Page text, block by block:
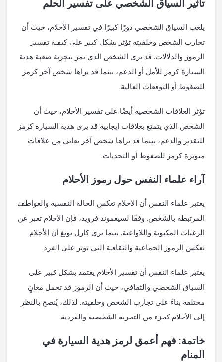
تأثير السياق الشخصي على تفسير الحلم
يلعب السياق الشخصي دورًا كبيرًا في تفسير الأحلام، حيث أن
تجارب الشخص وخلفيته تؤثر بشكل كبير على كيفية تفسير
الرموز والدلالات. قد يرى الشخص الذي يمر بتجربة صعبة هدية
السيارة كرمز للأمل أو الدعم، بينما قد يراها شخص آخر كرمز
للضغوط أو التوقعات العالية.
تؤثر العلاقات الشخصية أيضًا على تفسير الأحلام، حيث أن
الشخص الذي يتمتع بعلاقات إيجابية قد يرى هدية السيارة كرمز
للتقدير والدعم، بينما قد يراها شخص آخر يعاني من علاقات
متوترة كرمز للضغوط أو التحديات.
آراء علماء النفس حول رموز الأحلام
يعتبر علماء النفس أن الأحلام تعكس الحالة النفسية والعواطف
المرتبطة بالشخص. وفقًا لسيغموند فرويد، فإن الأحلام تعبر عن
الرغبات المكبوتة واللاواعية. بينما يرى كارل يونغ أن الأحلام
تعكس الرموز الجماعية والثقافية التي تؤثر على الفرد.
يعتبر علماء النفس أن تفسير الأحلام يعتمد بشكل كبير على
السياق الشخصي والثقافي، حيث أن الرموز قد تحمل معانٍ
مختلفة بناءً على تجارب الشخص وخلفيته. لذلك، يُنصح بالنظر
إلى الأحلام كجزء من التجربة الشخصية والفردية.
خاتمة: فهم أعمق لرمز هدية السيارة في
المنام